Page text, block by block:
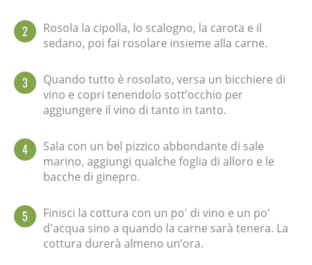
2
Rosola la cipolla, lo scalogno, la carota e il
sedano, poi fai rosolare insieme alla carne.
3
Quando tutto è rosolato, versa un bicchiere di
vino e copri tenendolo sott’occhio per
aggiungere il vino di tanto in tanto.
4
Sala con un bel pizzico abbondante di sale
marino, aggiungi qualche foglia di alloro e le
bacche di ginepro.
5
Finisci la cottura con un po' di vino e un po'
d'acqua sino a quando la carne sarà tenera. La
cottura durerà almeno un’ora.